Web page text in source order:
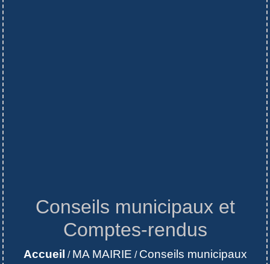
Conseils municipaux et
Comptes-rendus
Accueil / MA MAIRIE / Conseils municipaux